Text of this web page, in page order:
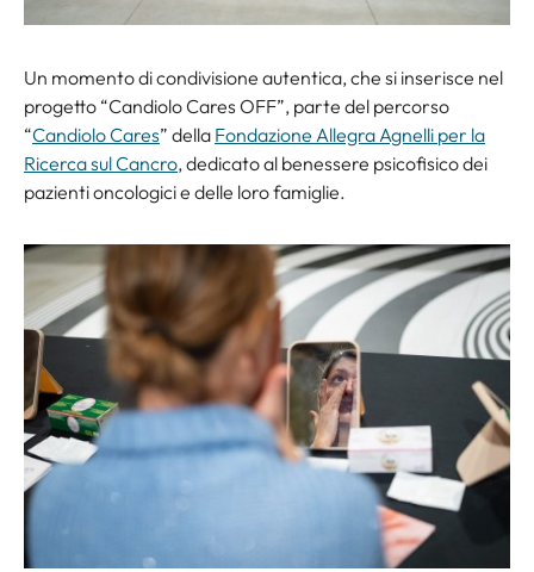
Un momento di condivisione autentica, che si inserisce nel
progetto “Candiolo Cares OFF”, parte del percorso
“Candiolo Cares” della Fondazione Allegra Agnelli per la
Ricerca sul Cancro, dedicato al benessere psicofisico dei
pazienti oncologici e delle loro famiglie.